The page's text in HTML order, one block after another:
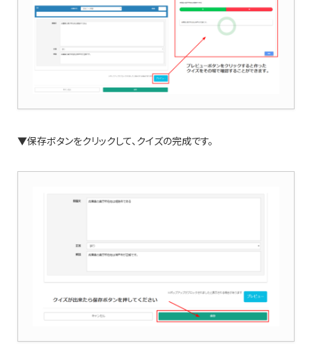
▼保存ボタンをクリックして、クイズの完成です。